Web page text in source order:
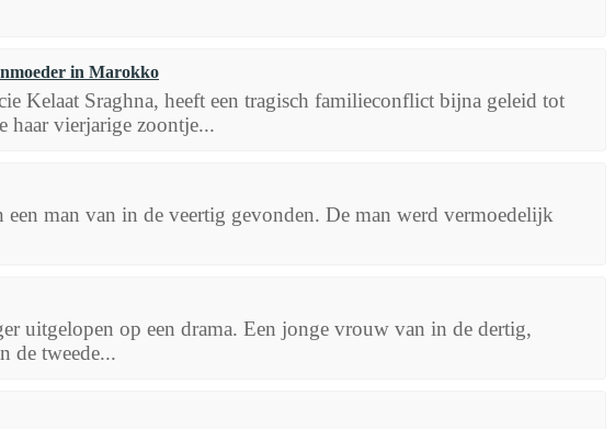
in Marokko
Kelaat Sraghna, heeft een tragisch familieconflict bijna geleid tot
haar vierjarige zoontje...
man van in de veertig gevonden. De man werd vermoedelijk
uitgelopen op een drama. Een jonge vrouw van in de dertig,
de tweede...